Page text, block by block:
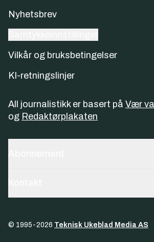
Nyhetsbrev
Vilkår og bruksbetingelser
KI-retningslinjer
All journalistikk er basert på Vær
og Redaktørplakaten
© 1995-2026 Teknisk Ukeblad Media AS